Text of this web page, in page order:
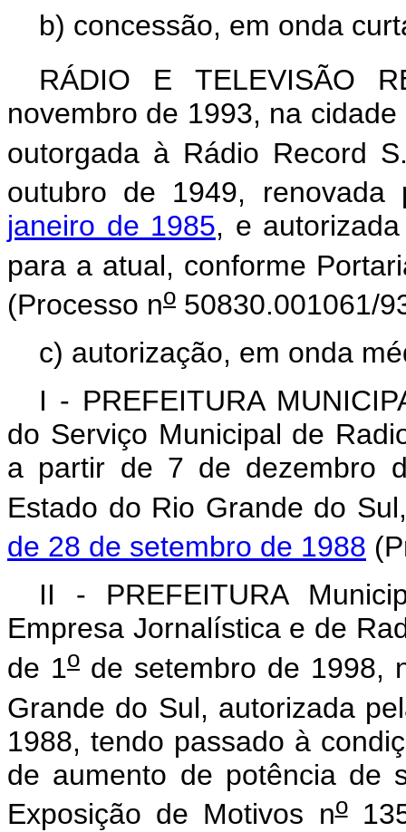
b) concessão, em onda
RÁDIO E TELEVISÃO
novembro de 1993, na
outorgada à Rádio Record
outubro de 1949,
janeiro de 1985, e
para a atual, conforme
(Processo no 50830.001061/
c) autorização, em onda
I - PREFEITURA
do Serviço Municipal de
a partir de 7 de dezembro
Estado do Rio Grande do
de 28 de setembro de 1988
II - PREFEITURA
Empresa Jornalística e de
de 1ode setembro de 1998,
Grande do Sul, autorizada
1988, tendo passado à
de aumento de potência de
Exposição de Motivos no